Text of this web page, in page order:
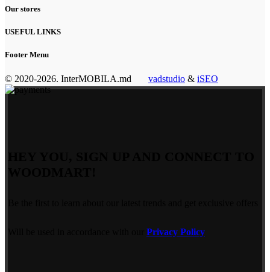
Our stores
USEFUL LINKS
Footer Menu
© 2020-2026. InterMOBILA.md vadstudio & iSEO
Privacy Policy